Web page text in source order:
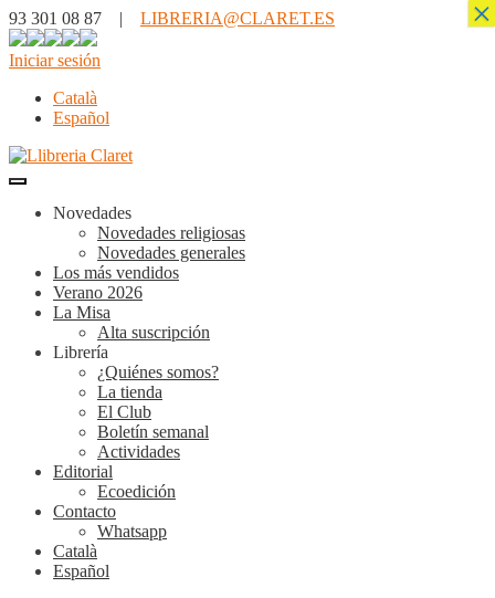
93 301 08 87 | LIBRERIA@CLARET.ES
Iniciar sesión
Català
Español
Novedades
Novedades religiosas
Novedades generales
Los más vendidos
Verano 2026
La Misa
Alta suscripción
Librería
¿Quiénes somos?
La tienda
El Club
Boletín semanal
Actividades
Editorial
Ecoedición
Contacto
Whatsapp
Català
Español
×